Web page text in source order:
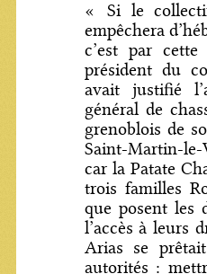
« Si le
empêchera
c’est par
président du
avait justifié
général de
grenoblois de
Saint-Martin-
car la Patate
trois familles
que posent les
l’accès à leurs
Arias se
autorités :